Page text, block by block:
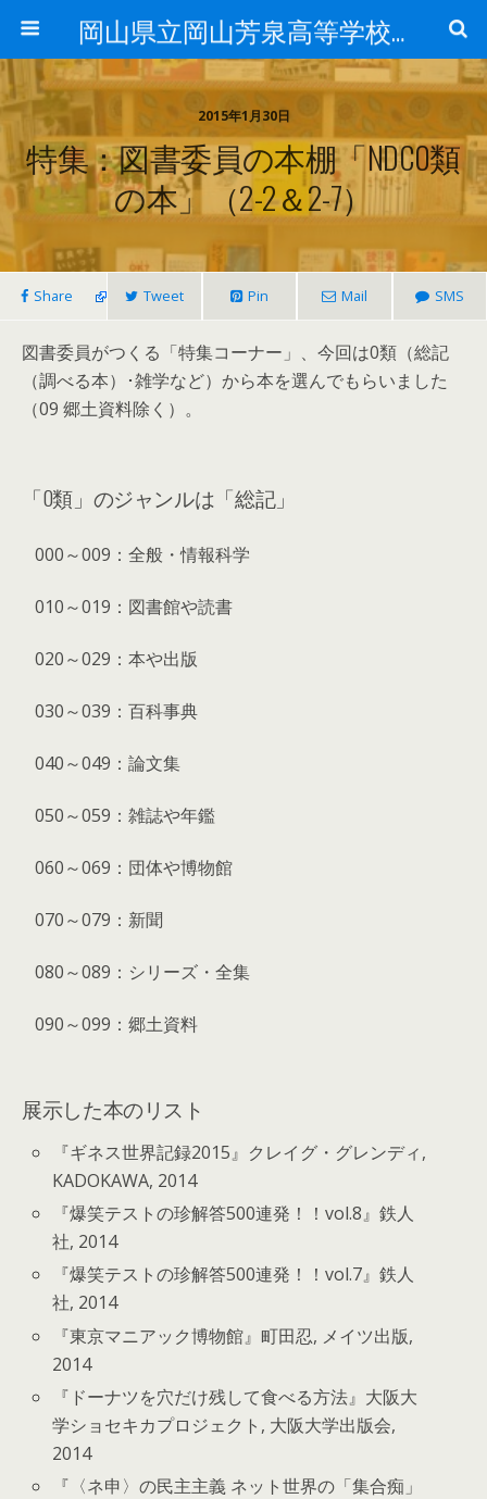
岡山県立岡山芳泉高等学校図書館
2015年1月30日
特集：図書委員の本棚「NDC0類
の本」（2-2＆2-7）
Share Tweet Pin Mail SMS
図書委員がつくる「特集コーナー」、今回は0類（総記
（調べる本）･雑学など）から本を選んでもらいました
（09 郷土資料除く）。
「0類」のジャンルは「総記」
000～009：全般・情報科学
010～019：図書館や読書
020～029：本や出版
030～039：百科事典
040～049：論文集
050～059：雑誌や年鑑
060～069：団体や博物館
070～079：新聞
080～089：シリーズ・全集
090～099：郷土資料
展示した本のリスト
『ギネス世界記録2015』クレイグ・グレンディ,
KADOKAWA, 2014
『爆笑テストの珍解答500連発！！vol.8』鉄人
社, 2014
『爆笑テストの珍解答500連発！！vol.7』鉄人
社, 2014
『東京マニアック博物館』町田忍, メイツ出版,
2014
『ドーナツを穴だけ残して食べる方法』大阪大
学ショセキカプロジェクト, 大阪大学出版会,
2014
『〈ネ申〉の民主主義 ネット世界の「集合痴」